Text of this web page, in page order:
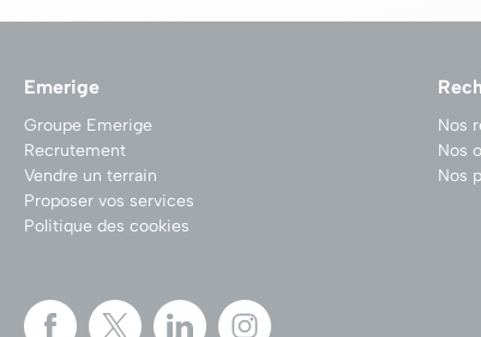
Emerige
Groupe Emerige
Recrutement
Vendre un terrain
Proposer vos services
Politique des cookies
Nos
Nos
Nos